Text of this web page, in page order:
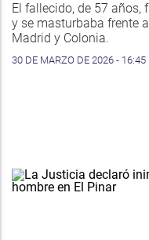
El fallecido, de 57 años,
y se masturbaba frente
Madrid y Colonia.
30 DE MARZO DE 2026 - 16:45